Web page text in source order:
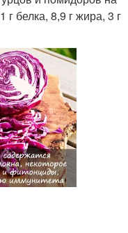
г белка, 8,9 г жира, 3 г